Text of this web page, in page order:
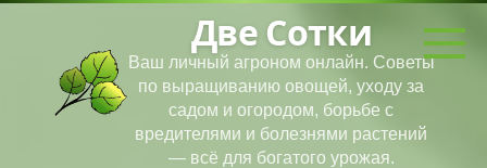
Перейти
Две Сотки
Ваш личный агроном онлайн. Советы
по выращиванию овощей, уходу за
садом и огородом, борьбе с
вредителями и болезнями растений
— всё для богатого урожая.